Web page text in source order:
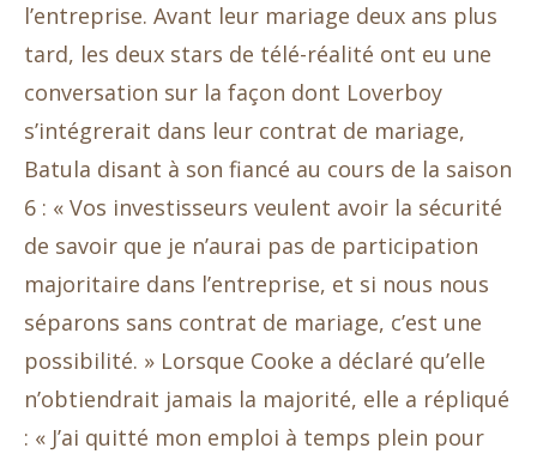
l’entreprise. Avant leur mariage deux ans plus
tard, les deux stars de télé-réalité ont eu une
conversation sur la façon dont Loverboy
s’intégrerait dans leur contrat de mariage,
Batula disant à son fiancé au cours de la saison
6 : « Vos investisseurs veulent avoir la sécurité
de savoir que je n’aurai pas de participation
majoritaire dans l’entreprise, et si nous nous
séparons sans contrat de mariage, c’est une
possibilité. » Lorsque Cooke a déclaré qu’elle
n’obtiendrait jamais la majorité, elle a répliqué
: « J’ai quitté mon emploi à temps plein pour